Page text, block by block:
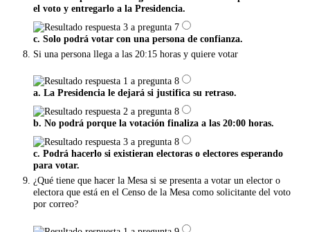
el voto y entregarlo a la Presidencia.
c. Solo podrá votar con una persona de confianza.
Si una persona llega a las 20:15 horas y quiere votar
a. La Presidencia le dejará si justifica su retraso.
b. No podrá porque la votación finaliza a las 20:00 horas.
c. Podrá hacerlo si existieran electoras o electores esperando
para votar.
¿Qué tiene que hacer la Mesa si se presenta a votar un elector o
electora que está en el Censo de la Mesa como solicitante del voto
por correo?